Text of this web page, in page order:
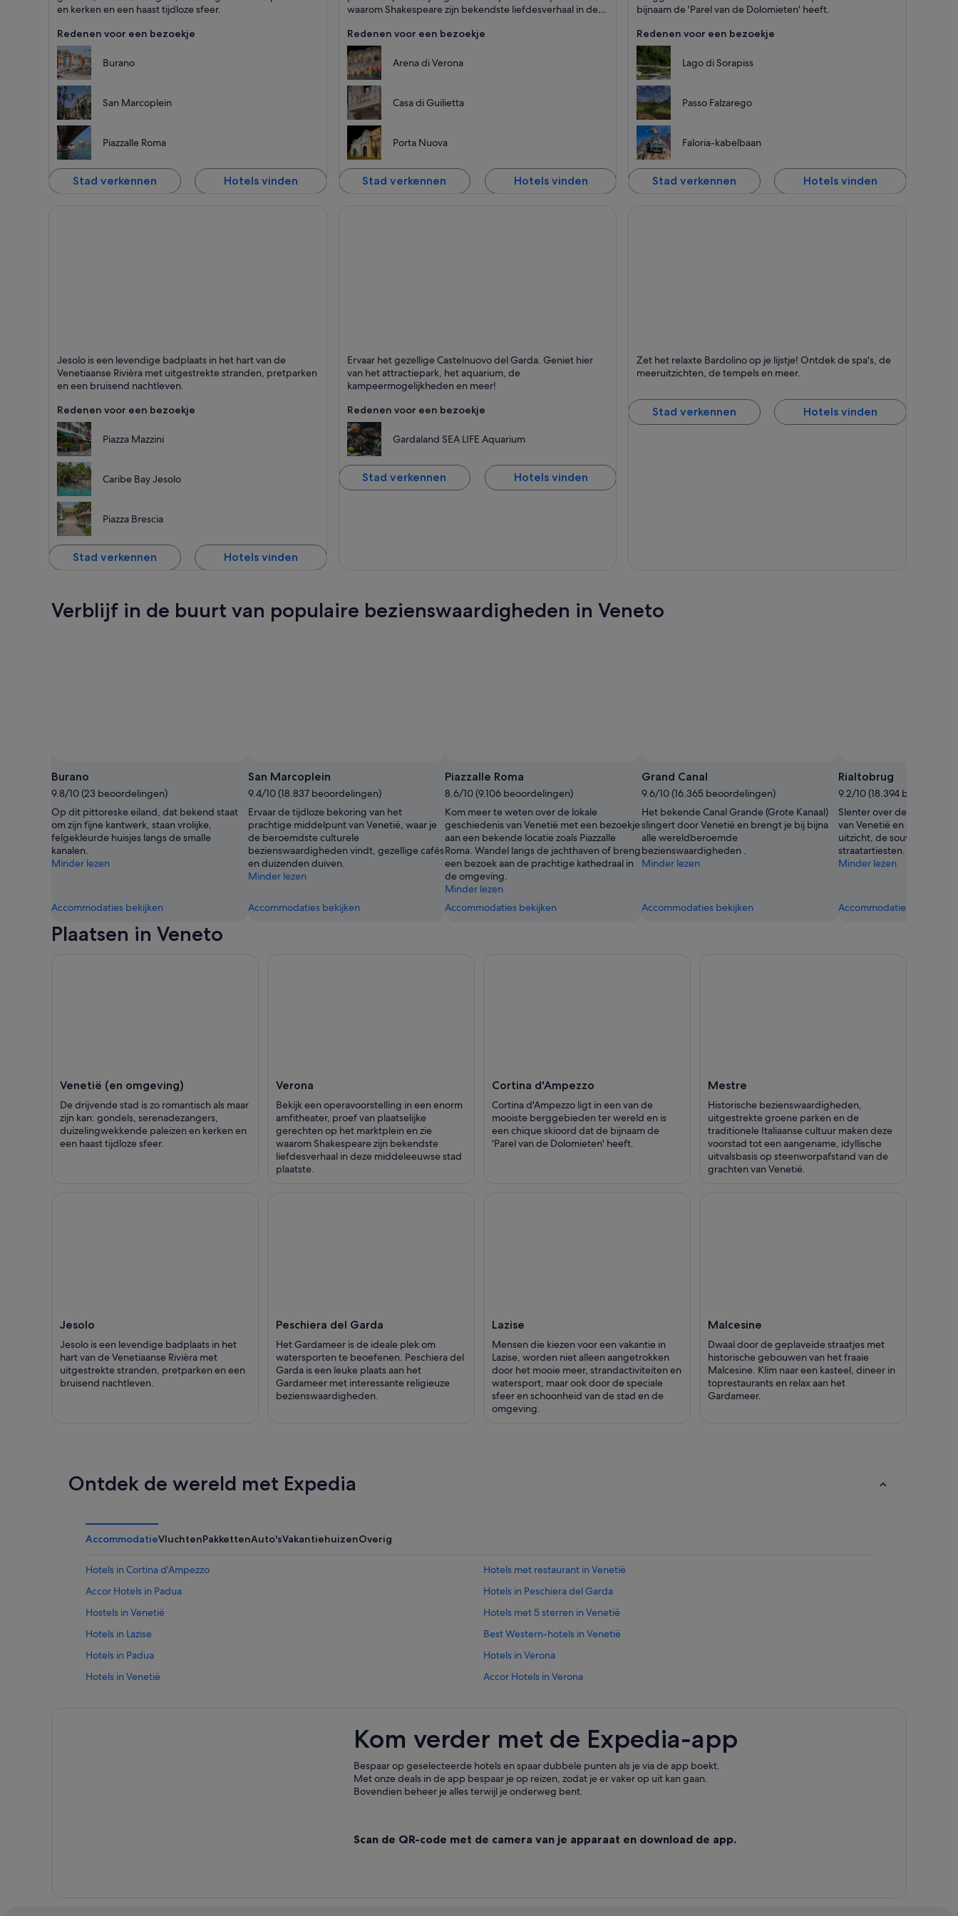
Kerken
en kerken en een haast tijdloze sfeer.
Redenen voor een bezoekje
Burano
San Marcoplein
Piazzalle Roma
Stad verkennen Hotels vinden
waarom Shakespeare zijn bekendste liefdesverhaal in deze
Redenen voor een bezoekje
Arena di Verona
Casa di Guilietta
Porta Nuova
Stad verkennen Hotels vinden
Bergen en Wandelen
bijnaam de 'Parel van de Dolomieten' heeft.
Redenen voor een bezoekje
Lago di Sorapiss
Passo Falzarego
Faloria-kabelbaan
Stad verkennen Hotels vinden
Staat bekend om Kaas, Waterparken en Aquariums
Jesolo is een levendige badplaats in het hart van de
Venetiaanse Rivièra met uitgestrekte stranden, pretparken
en een bruisend nachtleven.
Redenen voor een bezoekje
Piazza Mazzini
Caribe Bay Jesolo
Piazza Brescia
Stad verkennen Hotels vinden
Staat bekend om Vriendelijke mensen,
Gezinsvriendelijk en Meren
Ervaar het gezellige Castelnuovo del Garda. Geniet hier
van het attractiepark, het aquarium, de
kampeermogelijkheden en meer!
Redenen voor een bezoekje
Gardaland SEA LIFE Aquarium
Stad verkennen Hotels vinden
Staat bekend om Meren, Spa's en (Veer)boten
Zet het relaxte Bardolino op je lijstje! Ontdek de spa's, de
meeruitzichten, de tempels en meer.
Stad verkennen Hotels vinden
Verblijf in de buurt van populaire bezienswaardigheden in Veneto
Burano
9.8/10 (23 beoordelingen)
Op dit pittoreske eiland, dat bekend staat
om zijn fijne kantwerk, staan vrolijke,
felgekleurde huisjes langs de smalle
kanalen.
Minder lezen
Accommodaties bekijken
San Marcoplein
9.4/10 (18.837 beoordelingen)
Ervaar de tijdloze bekoring van het
prachtige middelpunt van Venetië, waar je
de beroemdste culturele
bezienswaardigheden vindt, gezellige cafés
en duizenden duiven.
Minder lezen
Accommodaties bekijken
Piazzalle Roma
8.6/10 (9.106 beoordelingen)
Kom meer te weten over de lokale
geschiedenis van Venetië met een bezoekje
aan een bekende locatie zoals Piazzalle
Roma. Wandel langs de jachthaven of breng
een bezoek aan de prachtige kathedraal in
de omgeving.
Minder lezen
Accommodaties bekijken
Grand Canal
9.6/10 (16.365 beoordelingen)
Het bekende Canal Grande (Grote Kanaal)
slingert door Venetië en brengt je bij bijna
alle wereldberoemde
bezienswaardigheden .
Minder lezen
Accommodaties bekijken
Rialtobrug
9.2/10 (18.394
Slenter over de iconische
van Venetië en geniet van
uitzicht, de
straatartiesten.
Minder lezen
Accommodaties bekijken
Plaatsen in Veneto
Venetië (en omgeving)
De drijvende stad is zo romantisch als maar
zijn kan: gondels, serenadezangers,
duizelingwekkende paleizen en kerken en
een haast tijdloze sfeer.
Verona
Bekijk een operavoorstelling in een enorm
amfitheater, proef van plaatselijke
gerechten op het marktplein en zie
waarom Shakespeare zijn bekendste
liefdesverhaal in deze middeleeuwse stad
plaatste.
Cortina d'Ampezzo
Cortina d'Ampezzo ligt in een van de
mooiste berggebieden ter wereld en is
een chique skioord dat de bijnaam de
'Parel van de Dolomieten' heeft.
Mestre
Historische bezienswaardigheden,
uitgestrekte groene parken en de
traditionele Italiaanse cultuur maken deze
voorstad tot een aangename, idyllische
uitvalsbasis op steenworpafstand van de
grachten van Venetië.
Jesolo
Jesolo is een levendige badplaats in het
hart van de Venetiaanse Rivièra met
uitgestrekte stranden, pretparken en een
bruisend nachtleven.
Peschiera del Garda
Het Gardameer is de ideale plek om
watersporten te beoefenen. Peschiera del
Garda is een leuke plaats aan het
Gardameer met interessante religieuze
bezienswaardigheden.
Lazise
Mensen die kiezen voor een vakantie in
Lazise, worden niet alleen aangetrokken
door het mooie meer, strandactiviteiten en
watersport, maar ook door de speciale
sfeer en schoonheid van de stad en de
omgeving.
Malcesine
Dwaal door de geplaveide straatjes met
historische gebouwen van het fraaie
Malcesine. Klim naar een kasteel, dineer in
toprestaurants en relax aan het
Gardameer.
Ontdek de wereld met Expedia
AccommodatieVluchtenPakkettenAuto'sVakantiehuizenOverig
Hotels in Cortina d'Ampezzo
Hotels met restaurant in Venetië
Accor Hotels in Padua
Hotels in Peschiera del Garda
Hostels in Venetië
Hotels met 5 sterren in Venetië
Hotels in Lazise
Best Western-hotels in Venetië
Hotels in Padua
Hotels in Verona
Hotels in Venetië
Accor Hotels in Verona
Nh Hotels in Treviso
Hotels met zwembad in Verona
Hotels met zwembad in Venetië
Kom verder met de Expedia-app
Bespaar op geselecteerde hotels en spaar dubbele punten als je via de app boekt.
Met onze deals in de app bespaar je op reizen, zodat je er vaker op uit kan gaan.
Bovendien beheer je alles terwijl je onderweg bent.
Scan de QR-code met de camera van je apparaat en download de app.